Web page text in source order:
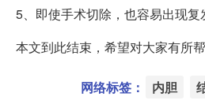
5、即使手术切除，也容易出现复
本文到此结束，希望对大家有所帮
网络标签： 内胆